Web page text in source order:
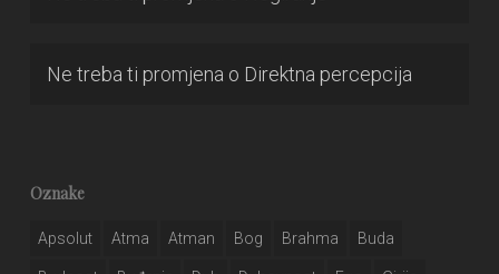
Ne treba ti promjena o Direktna percepcija
Oznake
Apsolut Atma Atman Bog Brahma Buda